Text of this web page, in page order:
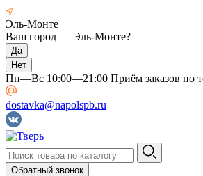
Эль-Монте
Ваш город — Эль-Монте?
Пн—Вс 10:00—21:00 Приём заказов по
dostavka@napolspb.ru
Обратный звонок